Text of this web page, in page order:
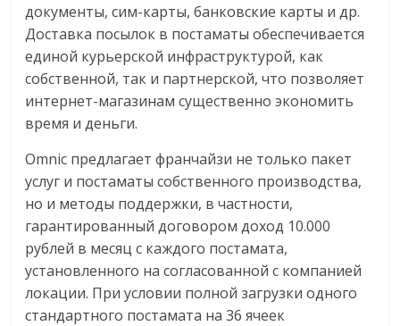
документы, сим-карты, банковские карты и др.
Доставка посылок в постаматы обеспечивается
единой курьерской инфраструктурой, как
собственной, так и партнерской, что позволяет
интернет-магазинам существенно экономить
время и деньги.
Omnic предлагает франчайзи не только пакет
услуг и постаматы собственного производства,
но и методы поддержки, в частности,
гарантированный договором доход 10.000
рублей в месяц с каждого постамата,
установленного на согласованной с компанией
локации. При условии полной загрузки одного
стандартного постамата на 36 ячеек